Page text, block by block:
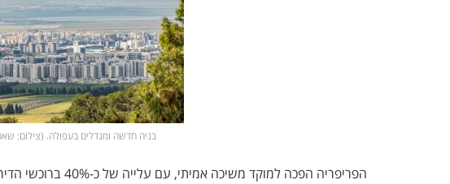
בניה חדשה ומגדלים בעפולה. (צילום:
הפריפריה הפכה למוקד